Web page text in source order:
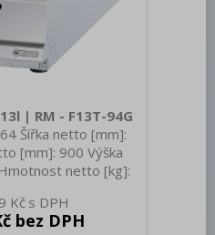
| RM - F13T-94G
Šířka netto [mm]:
[mm]: 900 Výška
netto [kg]:
Výška brutto [mm]:
[kg]: 60.00 Typ
Kč
bez DPH